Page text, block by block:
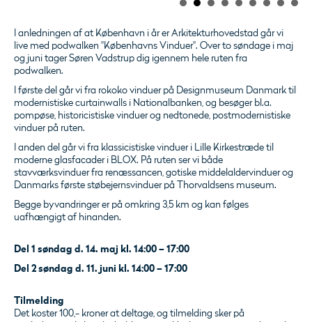
I anledningen af at København i år er Arkitekturhovedstad går vi
live med podwalken "Københavns Vinduer". Over to søndage i maj
og juni tager Søren Vadstrup dig igennem hele ruten fra
podwalken.
I første del går vi fra rokoko vinduer på Designmuseum Danmark til
modernistiske curtainwalls i Nationalbanken, og besøger bl.a.
pompøse, historicistiske vinduer og nedtonede, postmodernistiske
vinduer på ruten.
I anden del går vi fra klassicistiske vinduer i Lille Kirkestræde til
moderne glasfacader i BLOX. På ruten ser vi både
stavværksvinduer fra renæssancen, gotiske middelaldervinduer og
Danmarks første støbejernsvinduer på Thorvaldsens museum.
Begge byvandringer er på omkring 3,5 km og kan følges
uafhængigt af hinanden.
Del 1 søndag d. 14. maj kl. 14:00 – 17:00
Del 2 søndag d. 11. juni kl. 14:00 – 17:00
Tilmelding
Det koster 100,- kroner at deltage, og tilmelding sker på